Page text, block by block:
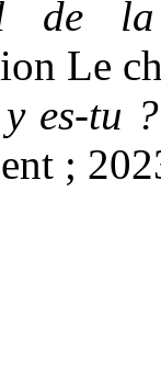
de
Le
es-tu ?
;